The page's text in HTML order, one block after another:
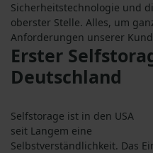
Sicherheitstechnologie und
oberster Stelle. Alles, um
Anforderungen unserer
Erster
Deutschland
Selfstorage ist in den USA
seit Langem eine
Selbstverständlichkeit. Das